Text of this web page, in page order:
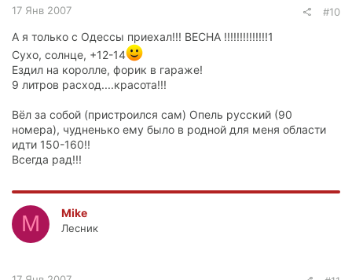
17 Янв 2007 #10
А я только с Одессы приехал!!! ВЕСНА !!!!!!!!!!!!!!1
Сухо, солнце, +12-14
Ездил на королле, форик в гараже!
9 литров расход....красота!!!
Вёл за собой (пристроился сам) Опель русский (90
номера), чудненько ему было в родной для меня области
идти 150-160!!
Всегда рад!!!
M Mike
Лесник